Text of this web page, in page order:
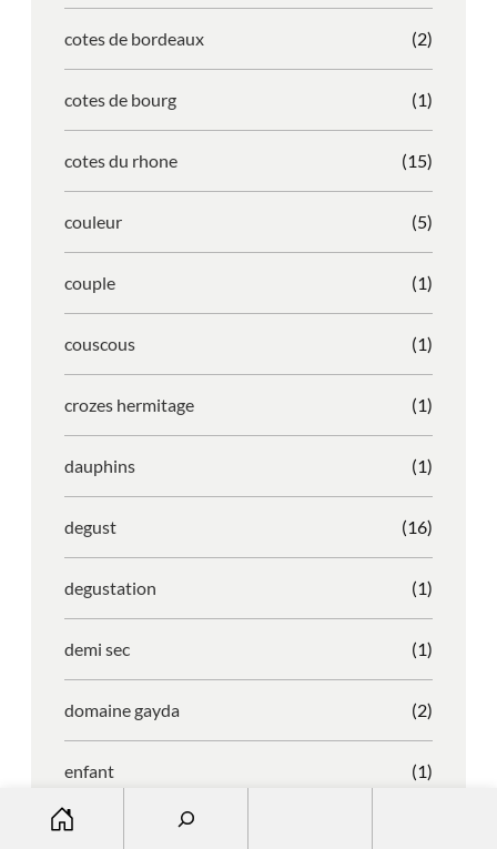
cotes de bordeaux (2)
cotes de bourg (1)
cotes du rhone (15)
couleur (5)
couple (1)
couscous (1)
crozes hermitage (1)
dauphins (1)
degust (16)
degustation (1)
demi sec (1)
domaine gayda (2)
enfant (1)
entreprise